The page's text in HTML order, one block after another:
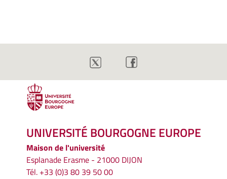
UNIVERSITÉ BOURGOGNE EUROPE
Maison de l'université
Esplanade Erasme - 21000 DIJON
Tél. +33 (0)3 80 39 50 00